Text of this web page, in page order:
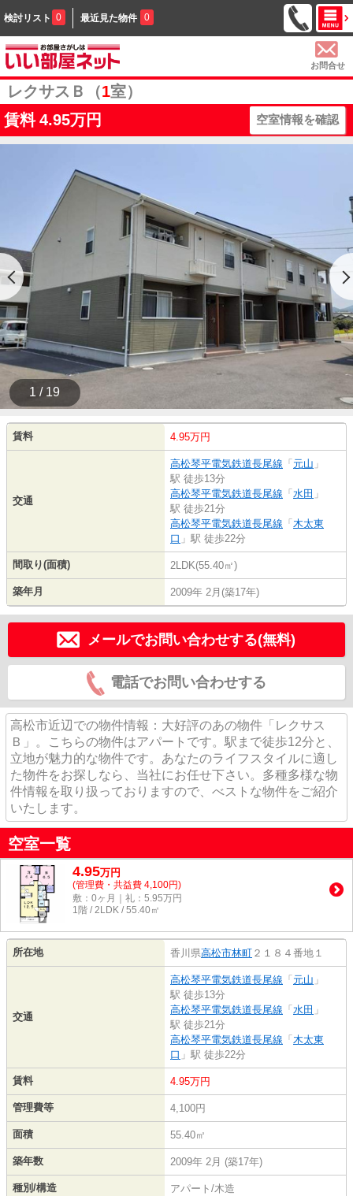
検討リスト 0 最近見た物件 0
お問合せ
レクサスＢ（1室）
賃料 4.95万円 空室情報を確認
1 / 19
賃料 4.95万円
交通
高松琴平電気鉄道長尾線 「 元山 」
駅 徒歩13分
高松琴平電気鉄道長尾線 「 水田 」
駅 徒歩21分
高松琴平電気鉄道長尾線 「 木太東
口 」駅 徒歩22分
間取り(面積) 2LDK(55.40㎡)
築年月 2009年 2月(築17年)
メールでお問い合わせする(無料)
電話でお問い合わせする
高松市近辺での物件情報：大好評のあの物件「レクサス
Ｂ」。こちらの物件はアパートです。駅まで徒歩12分と、
立地が魅力的な物件です。あなたのライフスタイルに適し
た物件をお探しなら、当社にお任せ下さい。多種多様な物
件情報を取り扱っておりますので、べストな物件をご紹介
いたします。
空室一覧
4.95万円
(管理費・共益費 4,100円)
敷：0ヶ月｜礼：5.95万円
1階 / 2LDK / 55.40㎡
所在地 香川県高松市林町 ２１８４番地１
交通
高松琴平電気鉄道長尾線 「 元山 」
駅 徒歩13分
高松琴平電気鉄道長尾線 「 水田 」
駅 徒歩21分
高松琴平電気鉄道長尾線 「 木太東
口 」駅 徒歩22分
賃料 4.95万円
管理費等 4,100円
面積 55.40㎡
築年数 2009年 2月 (築17年)
種別/構造 アパート/木造